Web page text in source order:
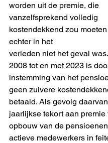
worden uit de premie, die
vanzelfsprekend volledig
kostendekkend zou
echter in het
verleden niet het geval
2008 tot en met 2023 is
instemming van het
geen zuivere
betaald. Als gevolg
jaarlijkse tekort aan premie
opbouw van de
actieve medewerkers in